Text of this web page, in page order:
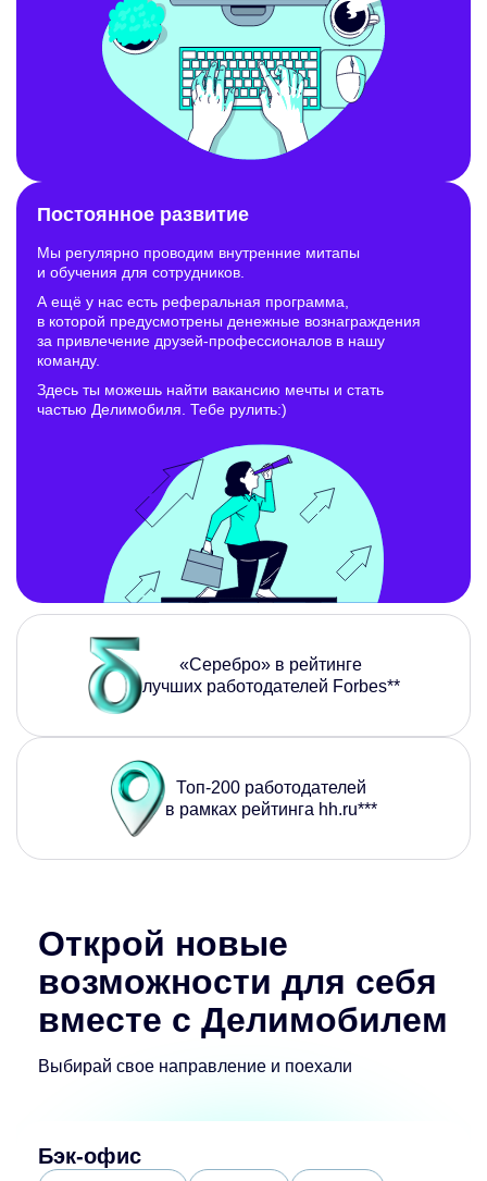
Постоянное развитие
Мы регулярно проводим внутренние митапы
и обучения для сотрудников.
А ещё у нас есть реферальная программа,
в которой предусмотрены денежные вознаграждения
за привлечение друзей-профессионалов в нашу
команду.
Здесь ты можешь найти вакансию мечты и стать
частью Делимобиля. Тебе рулить:)
«Cеребро» в рейтинге
лучших работодателей Forbes**
Топ-200 работодателей
в рамках рейтинга hh.ru***
Открой новые
возможности для себя
вместе с Делимобилем
Выбирай свое направление и поехали
Бэк-офис